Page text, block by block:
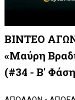
ΒΙΝΤΕΟ
«Μαύρη
(#34 - Β'